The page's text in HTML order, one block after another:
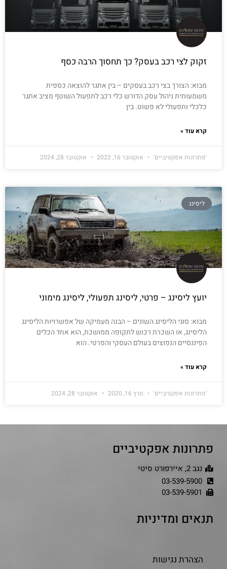
זקוק לצי רכב בעסק? כך תחסוך הרבה כסף
מבוא: הצורך בצי רכב בעסקים – בין אתגר להוצאה כספית
משמעותית ניהול עסק הדורש כלי רכב לתפעול השוטף מציב אתגר
כלכלי ותפעולי לא פשוט. בין
קרא עוד »
'פתרונות אפקטיביים' אוקטובר 16, 2022 אוקטובר 28, 2024
ליסינג
יועץ ליסינג – פרטי, ליסינג תפעולי, ליסינג מימוני
מבוא: סוגי הליסינג השונים – הבנה מעמיקה של אפשרויות הליסינג
הליסינג, או השכרת רכוש לתקופה ממושכת, הוא אחד הכלים
הפיננסיים הנפוצים בעולם העסקי והפרטי. הוא
קרא עוד »
'פתרונות אפקטיביים' מרץ 16, 2020 אוקטובר 28, 2024
פתרונות אפקטיביים
נגב 2, איירפורט סיטי
03-539-5900
03-539-5901
תנאים ומדיניות
הצהרת נגישות